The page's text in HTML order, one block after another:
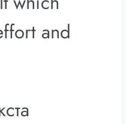
and